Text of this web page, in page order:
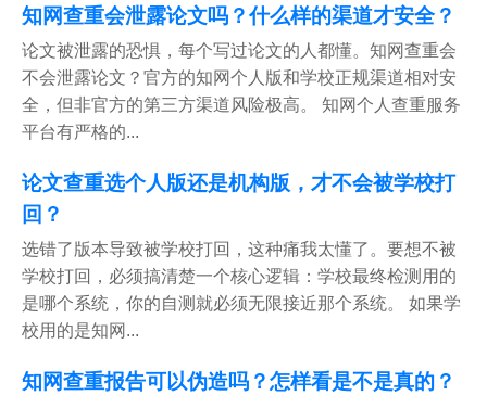
知网查重会泄露论文吗？什么样的渠道才安全？
论文被泄露的恐惧，每个写过论文的人都懂。知网查重会
不会泄露论文？官方的知网个人版和学校正规渠道相对安
全，但非官方的第三方渠道风险极高。 知网个人查重服务
平台有严格的...
论文查重选个人版还是机构版，才不会被学校打
回？
选错了版本导致被学校打回，这种痛我太懂了。要想不被
学校打回，必须搞清楚一个核心逻辑：学校最终检测用的
是哪个系统，你的自测就必须无限接近那个系统。 如果学
校用的是知网...
知网查重报告可以伪造吗？怎样看是不是真的？